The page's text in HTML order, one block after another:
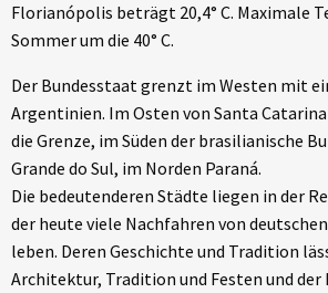
Florianópolis beträgt 20,4° C. Maximale
Sommer um die 40° C.
Der Bundesstaat grenzt im Westen mit
Argentinien. Im Osten von Santa
die Grenze, im Süden der brasilianische
Grande do Sul, im Norden Paraná.
Die bedeutenderen Städte liegen in der
der heute viele Nachfahren von
leben. Deren Geschichte und Tradition
Architektur, Tradition und Festen und